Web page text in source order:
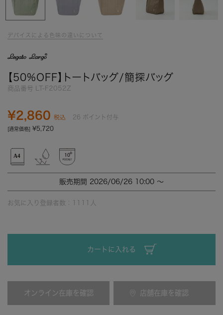
デバイスによる色味の違いについて
【50%OFF】トートバッグ/簡探バッグ
商品番号 LT-F2052Z
[通常価格] ¥5,720
¥2,860 税込 26 ポイント付与
販売期間 2026/06/26 10:00 〜
お気に入り登録者数： 人
カートに入れる
オンライン在庫を確認 店舗在庫を確認